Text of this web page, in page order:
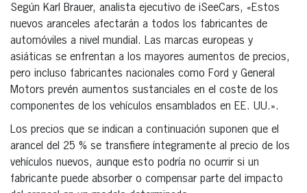
Según Karl Brauer, analista ejecutivo de iSeeCars, «Estos
nuevos aranceles afectarán a todos los fabricantes de
automóviles a nivel mundial. Las marcas europeas y
asiáticas se enfrentan a los mayores aumentos de precios,
pero incluso fabricantes nacionales como Ford y General
Motors prevén aumentos sustanciales en el coste de los
componentes de los vehículos ensamblados en EE. UU.».
Los precios que se indican a continuación suponen que el
arancel del 25 % se transfiere íntegramente al precio de los
vehículos nuevos, aunque esto podría no ocurrir si un
fabricante puede absorber o compensar parte del impacto